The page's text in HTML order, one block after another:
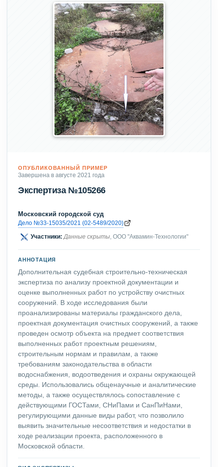
ОПУБЛИКОВАННЫЙ ПРИМЕР
Завершена в августе 2021 года
Экспертиза №105266
Московский городской суд
Дело №33-15035/2021 (02-5489/2020)
Участники: Данные скрыты , ООО "Аквамин-Технологии"
АННОТАЦИЯ
Дополнительная судебная строительно-техническая
экспертиза по анализу проектной документации и
оценке выполненных работ по устройству очистных
сооружений. В ходе исследования были
проанализированы материалы гражданского дела,
проектная документация очистных сооружений, а также
проведен осмотр объекта на предмет соответствия
выполненных работ проектным решениям,
строительным нормам и правилам, а также
требованиям законодательства в области
водоснабжения, водоотведения и охраны окружающей
среды. Использовались общенаучные и аналитические
методы, а также осуществлялось сопоставление с
действующими ГОСТами, СНиПами и СанПиНами,
регулирующими данные виды работ, что позволило
выявить значительные несоответствия и недостатки в
ходе реализации проекта, расположенного в
Московской области.